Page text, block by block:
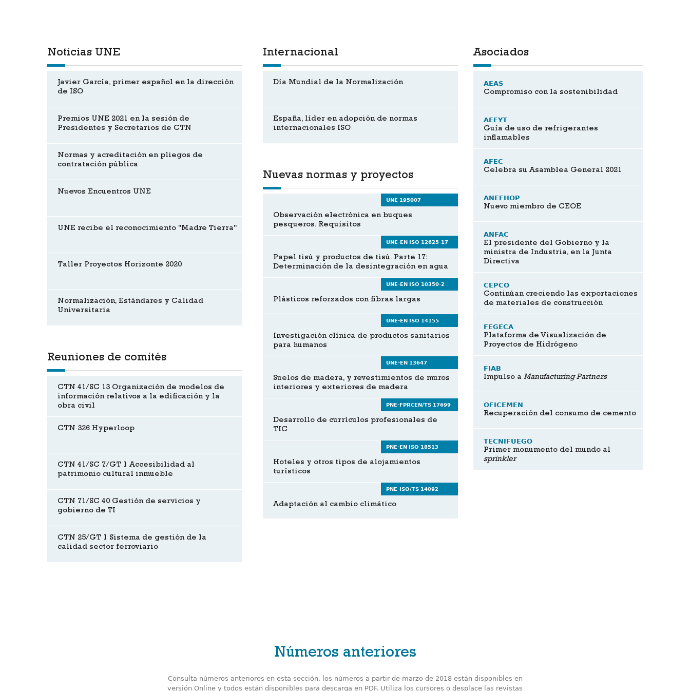
Asociados
AEAS
Compromiso con la sostenibilidad
AEFYT
Guía de uso de refrigerantes
inflamables
AFEC
Celebra su Asamblea General 2021
ANEFHOP
Nuevo miembro de CEOE
ANFAC
El presidente del Gobierno y la
ministra de Industria, en la Junta
Directiva
CEPCO
Continúan creciendo las exportaciones
de materiales de construcción
FEGECA
Plataforma de Visualización de
Proyectos de Hidrógeno
FIAB
Impulso a Manufacturing Partners
OFICEMEN
Recuperación del consumo de cemento
TECNIFUEGO
Primer monumento del mundo al
sprinkler
Noticias UNE
Javier García, primer español en la dirección
de ISO
Premios UNE 2021 en la sesión de
Presidentes y Secretarios de CTN
Normas y acreditación en pliegos de
contratación pública
Nuevos Encuentros UNE
UNE recibe el reconocimiento "Madre Tierra"
Taller Proyectos Horizonte 2020
Normalización, Estándares y Calidad
Universitaria
Reuniones de comités
CTN 41/SC 13 Organización de modelos de
información relativos a la edificación y la
obra civil
CTN 326 Hyperloop
CTN 41/SC 7/GT 1 Accesibilidad al
patrimonio cultural inmueble
CTN 71/SC 40 Gestión de servicios y
gobierno de TI
CTN 25/GT 1 Sistema de gestión de la
calidad sector ferroviario
Internacional
Día Mundial de la Normalización
España, líder en adopción de normas
internacionales ISO
Nuevas normas y proyectos
UNE 195007
Observación electrónica en buques
pesqueros. Requisitos
UNE-EN ISO 12625-17
Papel tisú y productos de tisú. Parte 17:
Determinación de la desintegración en agua
UNE-EN ISO 10350-2
Plásticos reforzados con fibras largas
UNE-EN ISO 14155
Investigación clínica de productos sanitarios
para humanos
UNE-EN 13647
Suelos de madera, y revestimientos de muros
interiores y exteriores de madera
PNE-FPRCEN/TS 17699
Desarrollo de currículos profesionales de
TIC
PNE-EN ISO 18513
Hoteles y otros tipos de alojamientos
turísticos
PNE-ISO/TS 14092
Adaptación al cambio climático
Números anteriores
Consulta números anteriores en esta sección, los números a partir de marzo de 2018 están disponibles en
versión Online y todos están disponibles para descarga en PDF. Utiliza los cursores o desplace las revistas